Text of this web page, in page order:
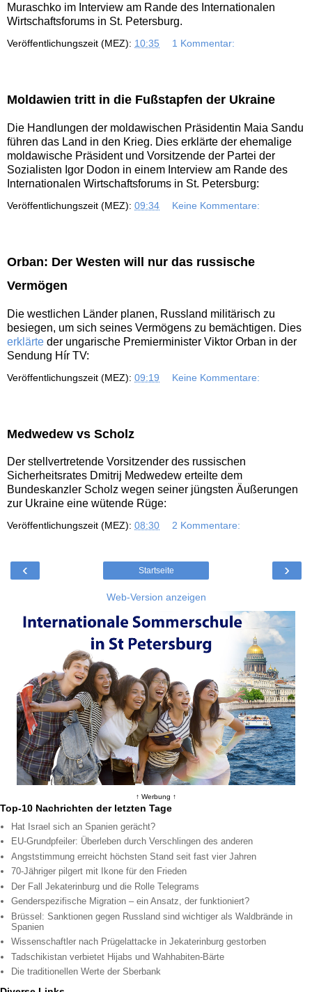
Muraschko im Interview am Rande des Internationalen
Wirtschaftsforums in St. Petersburg.
Veröffentlichungszeit (MEZ): 10:35 1 Kommentar:
Moldawien tritt in die Fußstapfen der Ukraine
Die Handlungen der moldawischen Präsidentin Maia Sandu
führen das Land in den Krieg. Dies erklärte der ehemalige
moldawische Präsident und Vorsitzende der Partei der
Sozialisten Igor Dodon in einem Interview am Rande des
Internationalen Wirtschaftsforums in St. Petersburg:
Veröffentlichungszeit (MEZ): 09:34 Keine Kommentare:
Orban: Der Westen will nur das russische
Vermögen
Die westlichen Länder planen, Russland militärisch zu
besiegen, um sich seines Vermögens zu bemächtigen. Dies
erklärte der ungarische Premierminister Viktor Orban in der
Sendung Hír TV:
Veröffentlichungszeit (MEZ): 09:19 Keine Kommentare:
Medwedew vs Scholz
Der stellvertretende Vorsitzender des russischen
Sicherheitsrates Dmitrij Medwedew erteilte dem
Bundeskanzler Scholz wegen seiner jüngsten Äußerungen
zur Ukraine eine wütende Rüge:
Veröffentlichungszeit (MEZ): 08:30 2 Kommentare:
‹ ›
Startseite
Web-Version anzeigen
↑ Werbung ↑
Top-10 Nachrichten der letzten Tage
Hat Israel sich an Spanien gerächt?
EU-Grundpfeiler: Überleben durch Verschlingen des anderen
Angststimmung erreicht höchsten Stand seit fast vier Jahren
70-Jähriger pilgert mit Ikone für den Frieden
Der Fall Jekaterinburg und die Rolle Telegrams
Genderspezifische Migration – ein Ansatz, der funktioniert?
Brüssel: Sanktionen gegen Russland sind wichtiger als Waldbrände in
Spanien
Wissenschaftler nach Prügelattacke in Jekaterinburg gestorben
Tadschikistan verbietet Hijabs und Wahhabiten-Bärte
Die traditionellen Werte der Sberbank